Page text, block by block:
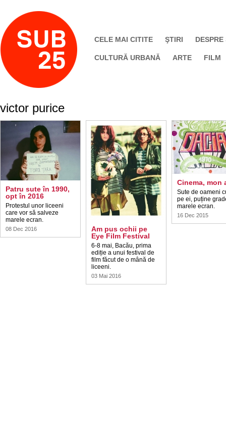
CELE MAI CITITE ŞTIRI DESPRE
CULTURĂ URBANĂ ARTE FILM
victor purice
Patru sute în 1990,
opt în 2016
Protestul unor liceeni
care vor să salveze
marele ecran.
08 Dec 2016
Am pus ochii pe
Eye Film Festival
6-8 mai, Bacău, prima
ediție a unui festival de
film făcut de o mână de
liceeni.
03 Mai 2016
Cinema, mon
Sute de oameni
pe ei, puține
marele ecran.
16 Dec 2015